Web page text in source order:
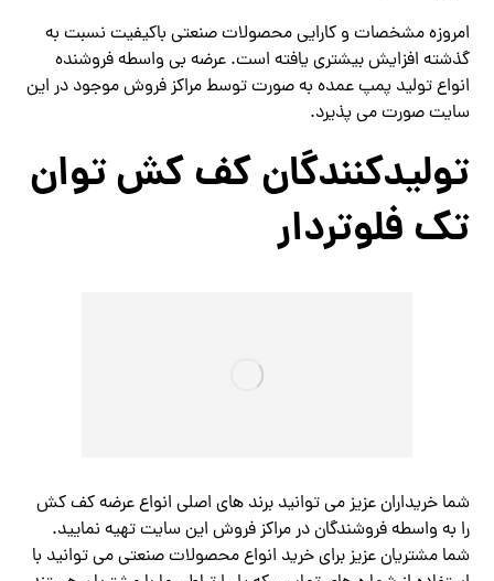
امروزه مشخصات و کارایی محصولات صنعتی باکیفیت نسبت به
گذشته افزایش بیشتری یافته است.عرضه بی واسطه فروشنده
انواع تولید پمپ عمده به صورت توسط مراکز فروش موجود در این
سایت صورت می پذیرد.
تولیدکنندگان کف کش توان
تک فلوتردار
شما خریداران عزیز می توانید برند های اصلی انواع عرضه کف کش
را به واسطه فروشندگان در مراکز فروش این سایت تهیه نمایید.
شما مشتریان عزیز برای خرید انواع محصولات صنعتی می توانید با